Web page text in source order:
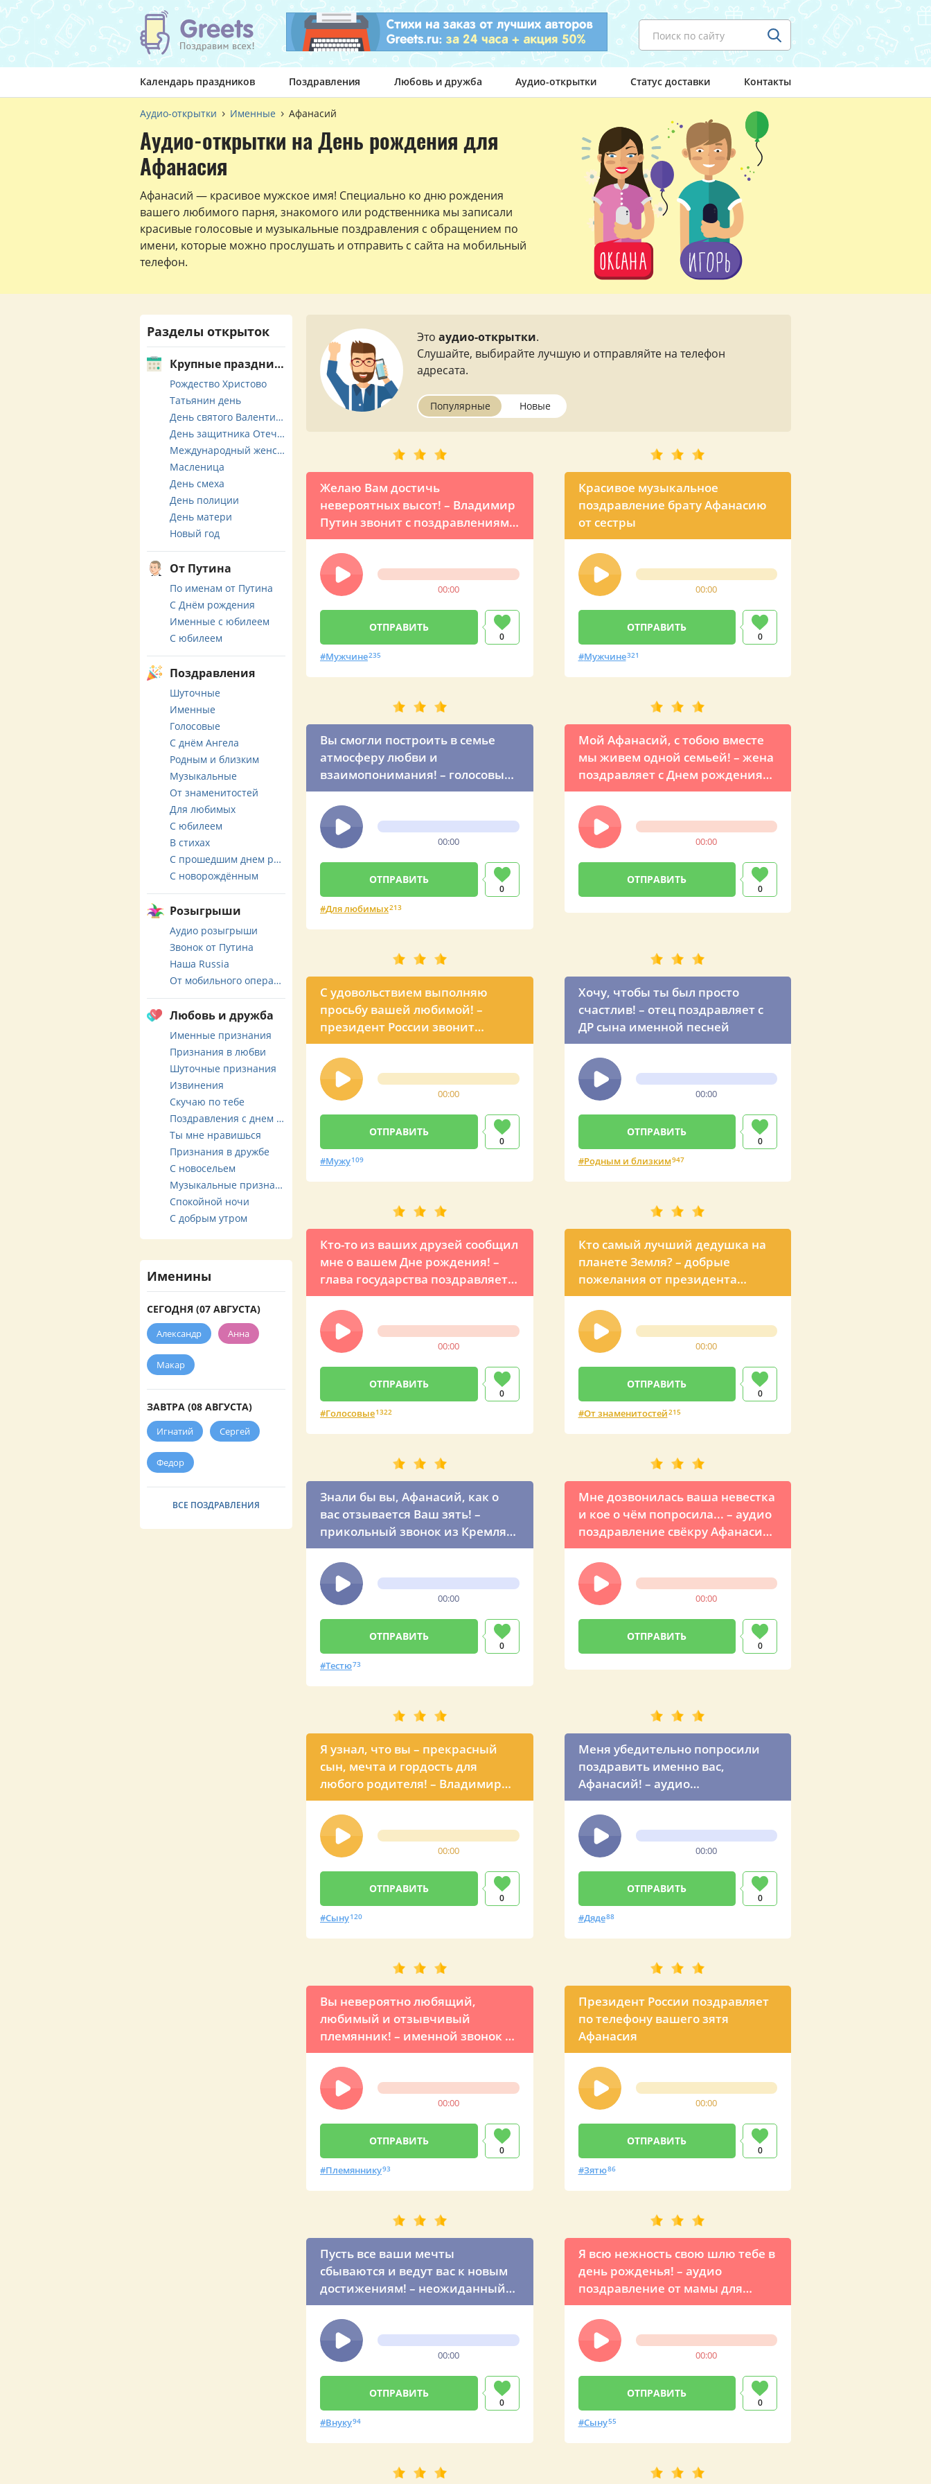
Поиск по сайту
Календарь праздников Поздравления Любовь и дружба Аудио-открытки Статус доставки Контакты
Аудио-открытки Именные Афанасий
Аудио-открытки на День рождения для
Афанасия
Афанасий — красивое мужское имя! Специально ко дню рождения
вашего любимого парня, знакомого или родственника мы записали
красивые голосовые и музыкальные поздравления с обращением по
имени, которые можно прослушать и отправить с сайта на мобильный
телефон.
Это аудио-открытки.
Слушайте, выбирайте лучшую и отправляйте на телефон
адресата.
Популярные Новые
Желаю Вам достичь
невероятных высот! – Владимир
Путин звонит с поздравлениями
для брата Афанасия
00:00
0
Мужчине235
Красивое музыкальное
поздравление брату Афанасию
от сестры
00:00
0
Мужчине321
Вы смогли построить в семье
атмосферу любви и
взаимопонимания! – голосовые
пожелания от президента
Путина ко Дню рождения мужа
Афанасия
00:00
0
Для любимых213
Мой Афанасий, с тобою вместе
мы живем одной семьей! – жена
поздравляет с Днем рождения
мужа нежной песней
00:00
0
С удовольствием выполняю
просьбу вашей любимой! –
президент России звонит
вашему любимому Афанасию с
поздравлением на День
рождения
00:00
0
Мужу109
Хочу, чтобы ты был просто
счастлив! – отец поздравляет с
ДР сына именной песней
00:00
0
Родным и близким947
Кто-то из ваших друзей сообщил
мне о вашем Дне рождения! –
глава государства поздравляет
друга Афанасия по телефону
00:00
0
Голосовые1322
Кто самый лучший дедушка на
планете Земля? – добрые
пожелания от президента
России
00:00
0
От знаменитостей215
Знали бы вы, Афанасий, как о
вас отзывается Ваш зять! –
прикольный звонок из Кремля
на День рождения тестя
00:00
0
Тестю73
Мне дозвонилась ваша невестка
и кое о чём попросила... – аудио
поздравление свёкру Афанасию
голосом Владимира Путина
00:00
0
Я узнал, что вы – прекрасный
сын, мечта и гордость для
любого родителя! – Владимир
Владимирович официально
поздравляет по телефону
00:00
0
Сыну120
Меня убедительно попросили
поздравить именно вас,
Афанасий! – аудио
поздравление дяде от
Владимира Владимировича
00:00
0
Дяде88
Вы невероятно любящий,
любимый и отзывчивый
племянник! – именной звонок с
пожеланием от президента
России
00:00
0
Племяннику93
Президент России поздравляет
по телефону вашего зятя
Афанасия
00:00
0
Зятю86
Пусть все ваши мечты
сбываются и ведут вас к новым
достижениям! – неожиданный
звонок внуку от президента
Путина
00:00
0
Внуку94
Я всю нежность свою шлю тебе в
день рожденья! – аудио
поздравление от мамы для
любимого сына Афанасия
00:00
0
Сыну55
Разделы открыток
Крупные праздники
Рождество Христово
Татьянин день
День святого Валентина
День защитника Отечества
Международный женский день
Масленица
День смеха
День полиции
День матери
Новый год
От Путина
По именам от Путина
С Днём рождения
Именные с юбилеем
С юбилеем
Поздравления
Шуточные
Именные
Голосовые
С днём Ангела
Родным и близким
Музыкальные
От знаменитостей
Для любимых
С юбилеем
В стихах
С прошедшим днем рождения
С новорождённым
Розыгрыши
Аудио розыгрыши
Звонок от Путина
Наша Russia
От мобильного оператора
Любовь и дружба
Именные признания
Признания в любви
Шуточные признания
Извинения
Скучаю по тебе
Поздравления с днем свадьбы
Ты мне нравишься
Признания в дружбе
С новосельем
Музыкальные признания
Спокойной ночи
С добрым утром
Именины
СЕГОДНЯ (07 АВГУСТА)
Александр Анна
Макар
ЗАВТРА (08 АВГУСТА)
Игнатий Сергей
Федор
ВСЕ ПОЗДРАВЛЕНИЯ